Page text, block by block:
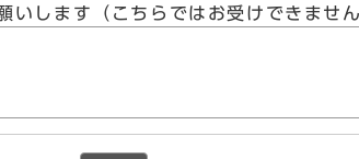
いします（こちらではお受けできませ